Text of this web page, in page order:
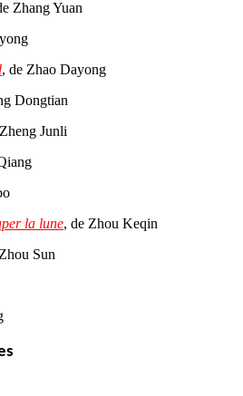
Zhang Yuan
, de Zhao Dayong
Dongtian
Junli
la lune, de Zhou Keqin
Sun